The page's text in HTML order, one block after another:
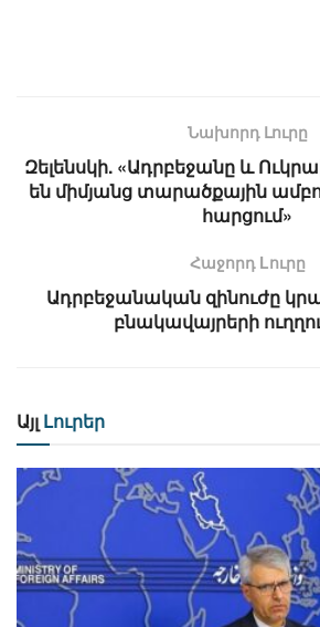
Նախորդ Լուրը
Զելենսկի. «Ադրբեջանը և
են միմյանց տարածքային
հարցում»
Հաջորդ Lուրը
Ադրբեջանական զինուժը
բնակավայրերի
Այլ Լուրեր